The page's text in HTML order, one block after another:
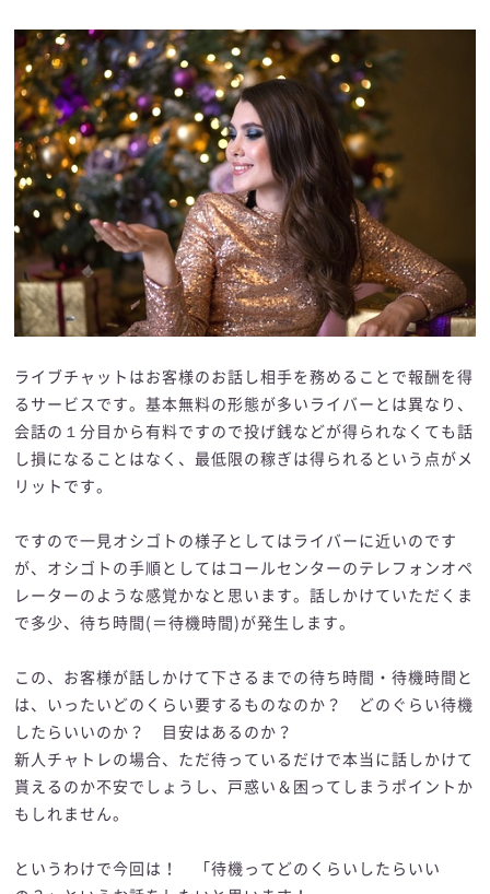
ライブチャットはお客様のお話し相手を務めることで報酬を得
るサービスです。基本無料の形態が多いライバーとは異なり、
会話の１分目から有料ですので投げ銭などが得られなくても話
し損になることはなく、最低限の稼ぎは得られるという点がメ
リットです。
ですので一見オシゴトの様子としてはライバーに近いのです
が、オシゴトの手順としてはコールセンターのテレフォンオペ
レーターのような感覚かなと思います。話しかけていただくま
で多少、待ち時間(＝待機時間)が発生します。
この、お客様が話しかけて下さるまでの待ち時間・待機時間と
は、いったいどのくらい要するものなのか？ どのぐらい待機
したらいいのか？ 目安はあるのか？
新人チャトレの場合、ただ待っているだけで本当に話しかけて
貰えるのか不安でしょうし、戸惑い＆困ってしまうポイントか
もしれません。
というわけで今回は！ 「待機ってどのくらいしたらいい